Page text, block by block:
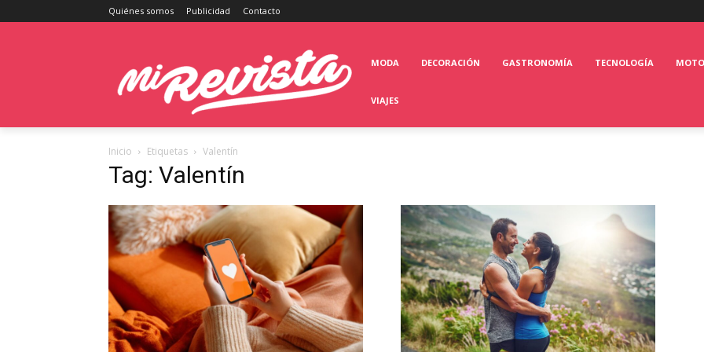
Quiénes somos Publicidad Contacto
MODA DECORACIÓN GASTRONOMÍA TECNOLOGÍA
VIAJES
Inicio Etiquetas Valentín
Tag: Valentín